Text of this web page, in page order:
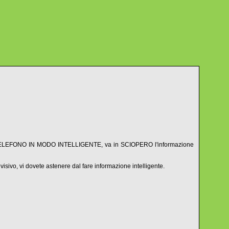
IN MODO INTELLIGENTE, va in SCIOPERO l'informazione
vi dovete astenere dal fare informazione intelligente.